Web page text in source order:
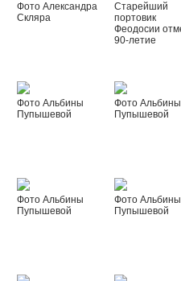
Фото Александра
Скляра
Старейший
портовик
Феодосии
90-летие
Фото Альбины
Пупышевой
Фото Альбины
Пупышевой
Фото Альбины
Пупышевой
Фото Альбины
Пупышевой